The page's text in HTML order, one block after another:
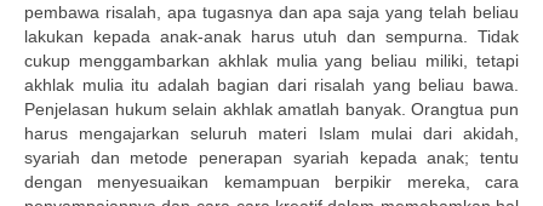
pembawa risalah, apa tugasnya dan apa saja yang telah beliau
lakukan kepada anak-anak harus utuh dan sempurna. Tidak
cukup menggambarkan akhlak mulia yang beliau miliki, tetapi
akhlak mulia itu adalah bagian dari risalah yang beliau bawa.
Penjelasan hukum selain akhlak amatlah banyak. Orangtua pun
harus mengajarkan seluruh materi Islam mulai dari akidah,
syariah dan metode penerapan syariah kepada anak; tentu
dengan menyesuaikan kemampuan berpikir mereka, cara